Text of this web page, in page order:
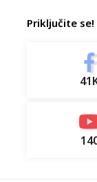
Priključite se!